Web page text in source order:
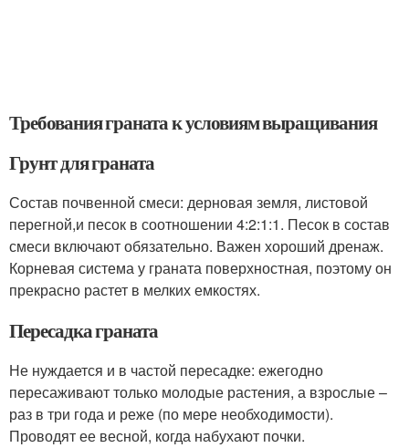
Требования граната к условиям выращивания
Грунт для граната
Состав почвенной смеси: дерновая земля, листовой
перегной,и песок в соотношении 4:2:1:1. Песок в состав
смеси включают обязательно. Важен хороший дренаж.
Корневая система у граната поверхностная, поэтому он
прекрасно растет в мелких емкостях.
Пересадка граната
Не нуждается и в частой пересадке: ежегодно
пересаживают только молодые растения, а взрослые –
раз в три года и реже (по мере необходимости).
Проводят ее весной, когда набухают почки.